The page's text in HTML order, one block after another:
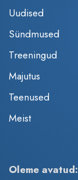
Uudised
Sündmused
Treeningud
Majutus
Teenused
Meist
Oleme avatud: